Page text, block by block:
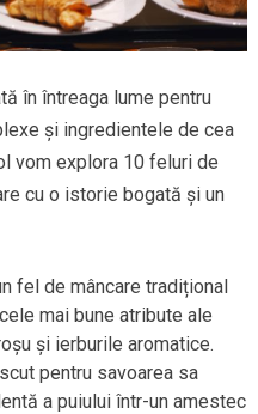
în întreaga lume pentru
și ingredientele de cea
vom explora 10 feluri de
cu o istorie bogată și un
fel de mâncare tradițional
mai bune atribute ale
și ierburile aromatice.
pentru savoarea sa
a puiului într-un amestec